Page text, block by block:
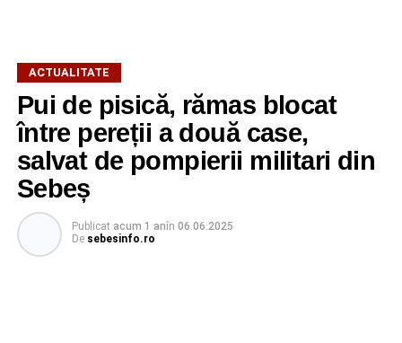
ACTUALITATE
Pui de pisică, rămas blocat
între pereții a două case,
salvat de pompierii militari din
Sebeș
Publicat acum 1 anîn 06.06.2025
De sebesinfo.ro